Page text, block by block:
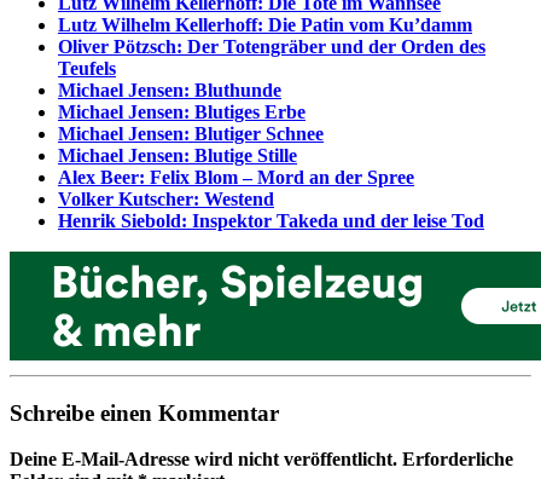
Lutz Wilhelm Kellerhoff: Die Patin vom Ku’damm
Oliver Pötzsch: Der Totengräber und der Orden des
Teufels
Michael Jensen: Bluthunde
Michael Jensen: Blutiges Erbe
Michael Jensen: Blutiger Schnee
Michael Jensen: Blutige Stille
Alex Beer: Felix Blom – Mord an der Spree
Volker Kutscher: Westend
Henrik Siebold: Inspektor Takeda und der leise Tod
Schreibe einen Kommentar
Deine E-Mail-Adresse wird nicht veröffentlicht. Erforderliche